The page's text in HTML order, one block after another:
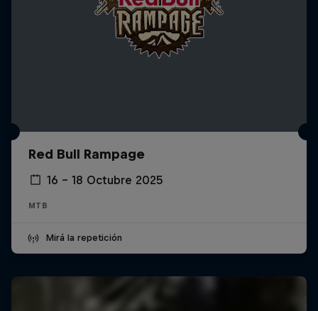
Red Bull Rampage
16 – 18 Octubre 2025
MTB
Mirá la repetición